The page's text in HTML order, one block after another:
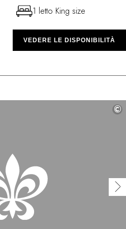
1 letto King size
VEDERE LE DISPONIBILITÀ
©